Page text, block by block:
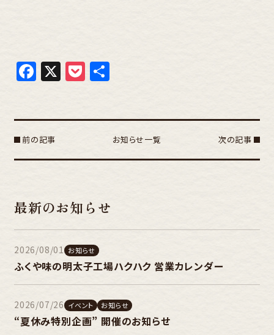
Facebook
X Pocket
共
前の記事 お知らせ一覧 次の記事
最新のお知らせ
2026/08/01 お知らせ
ふくや味の明太子工場ハクハク 営業カレンダー
2026/07/26 イベント お知らせ
“夏休み特別企画” 開催のお知らせ